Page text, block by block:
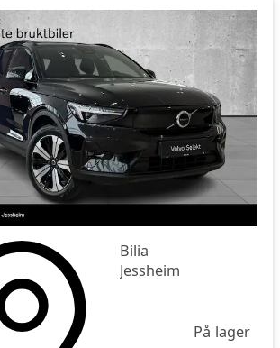
Bilia
Jessheim
På lager